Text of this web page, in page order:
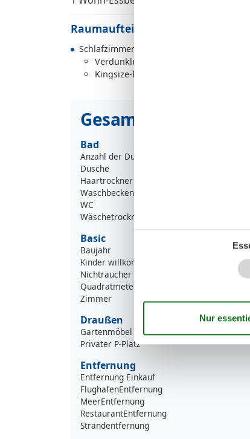
Raumaufteilung
Schlafzimmer, 2 Personen
Verdunklungsvorhänge,
Kingsize-Boxspringbett
Gesamte Ausstattung
Bad
Anzahl der Duschen
Dusche
Haartrockner
Waschbecken
WC
Wäschetrockner
Basic
Baujahr
Kinder willkommen
Nichtraucher
Quadratmeter
Zimmer
Draußen
Gartenmöbel
Privater P-Platz
Entfernung
Entfernung Einkauf
FlughafenEntfernung
MeerEntfernung
RestaurantEntfernung
Strandentfernung